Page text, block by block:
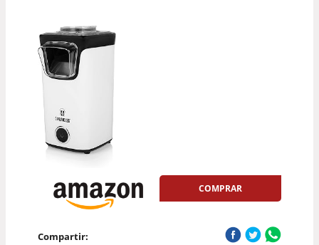
COMPRAR
Compartir: